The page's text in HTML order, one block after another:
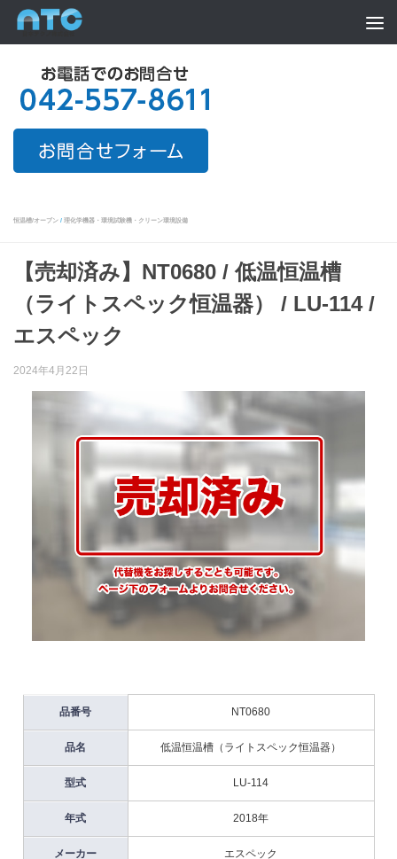
Skip to content
恒温槽/オーブン / 理化学機器・環境試験機・クリーン環境設備
【売却済み】NT0680 / 低温恒温槽
（ライトスペック恒温器） / LU-114 /
エスペック
2024年4月22日
品番号 NT0680
品名 低温恒温槽（ライトスペック恒温器）
型式 LU-114
年式 2018年
メーカー エスペック